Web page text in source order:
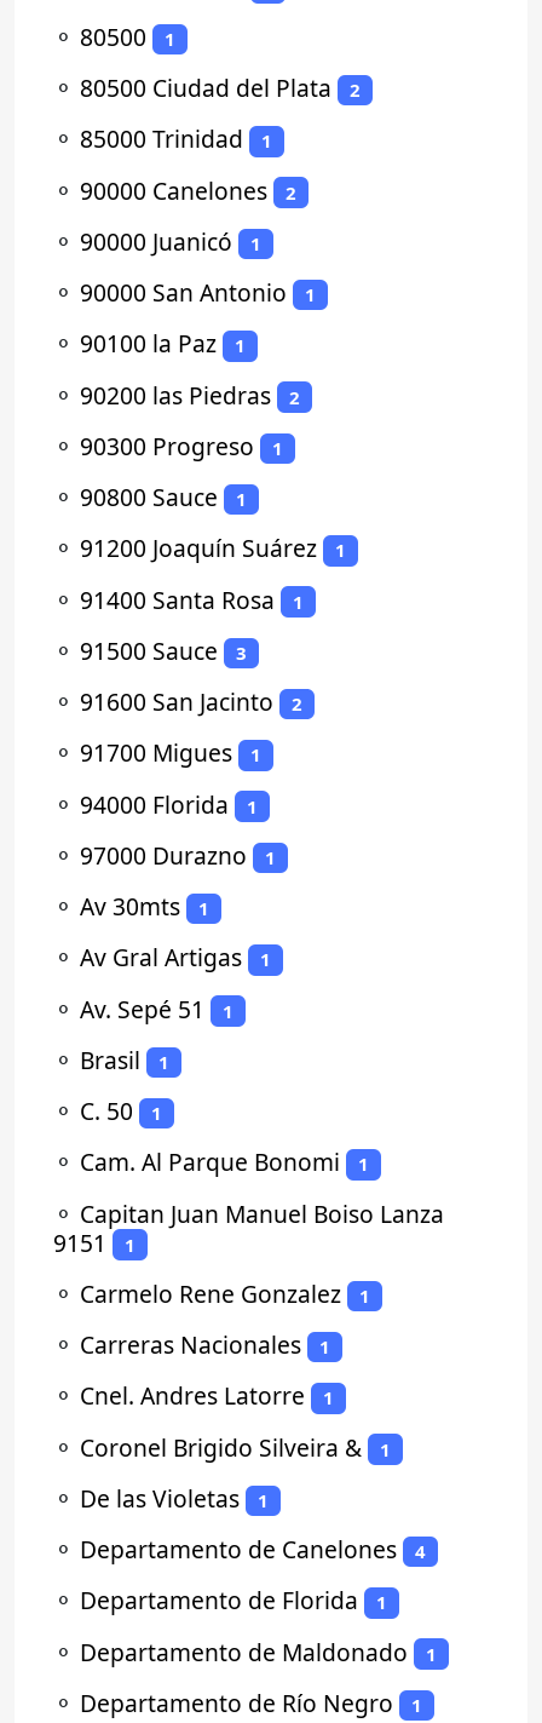
⚬ 80500 1
⚬ 80500 Ciudad del Plata 2
⚬ 85000 Trinidad 1
⚬ 90000 Canelones 2
⚬ 90000 Juanicó 1
⚬ 90000 San Antonio 1
⚬ 90100 la Paz 1
⚬ 90200 las Piedras 2
⚬ 90300 Progreso 1
⚬ 90800 Sauce 1
⚬ 91200 Joaquín Suárez 1
⚬ 91400 Santa Rosa 1
⚬ 91500 Sauce 3
⚬ 91600 San Jacinto 2
⚬ 91700 Migues 1
⚬ 94000 Florida 1
⚬ 97000 Durazno 1
⚬ Av 30mts 1
⚬ Av Gral Artigas 1
⚬ Av. Sepé 51 1
⚬ Brasil 1
⚬ C. 50 1
⚬ Cam. Al Parque Bonomi 1
⚬ Capitan Juan Manuel Boiso Lanza
9151
1
⚬ Carmelo Rene Gonzalez 1
⚬ Carreras Nacionales 1
⚬ Cnel. Andres Latorre 1
⚬ Coronel Brigido Silveira & 1
⚬ De las Violetas 1
⚬ Departamento de Canelones 4
⚬ Departamento de Florida 1
⚬ Departamento de Maldonado 1
⚬ Departamento de Río Negro 1